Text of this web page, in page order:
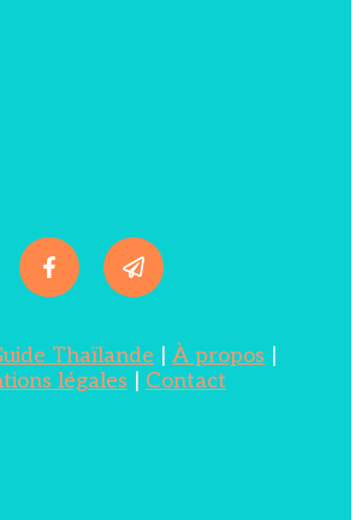
Thaïlande | À propos |
légales | Contact